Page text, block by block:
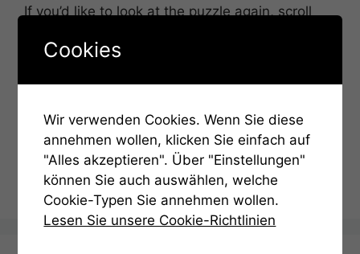
If you’d like to look at the puzzle again, scroll
You may need to re-enter the last solution.
Cookies
Wir verwenden Cookies. Wenn Sie diese
annehmen wollen, klicken Sie einfach auf
"Alles akzeptieren". Über "Einstellungen"
können Sie auch auswählen, welche
Cookie-Typen Sie annehmen wollen.
Lesen Sie unsere Cookie-Richtlinien